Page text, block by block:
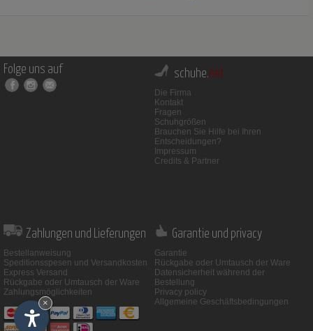
Folge uns auf schuhe.net
Die Firma
Kontakt
Fragen
Schuhgrößen
Brauchen Sie Hilfe bei Ihren
Entscheidungen?
Impressum
Credits & Partner
Zahlungen und Lieferungen
Bestellanweisung
Speditionsspesen und Versandkosten
Express Versand
Rückgabe oder Umtausch der Ware
Zahlungsmöglichkeiten
Garantie und privacy
Garantie
Rückgabe oder Umtausch der Ware
Datensicherheit während der
Bestellung
Privacy policy
Allgemeine Geschäftsbedingungen
×